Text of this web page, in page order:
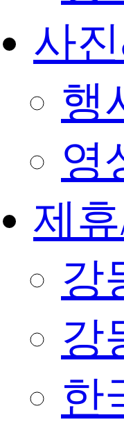
사
행
영
제
강
강
한